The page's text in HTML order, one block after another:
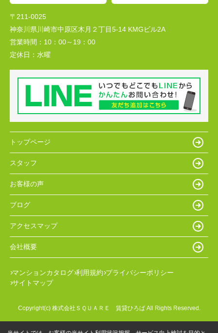
〒211-0025
神奈川県川崎市中原区木月２丁目5-14 KMGビル2A
営業時間： 10：00～19：00
定休日： 水曜
トップページ
スタッフ
お客様の声
ブログ
アクセスマップ
会社概要
マンションカタログ 利用規約 プライバシーポリシー
サイトマップ
Copyright(c) 株式会社ＳＱＵＡＲＥ 賃貸ひろば All Rights Reserved.